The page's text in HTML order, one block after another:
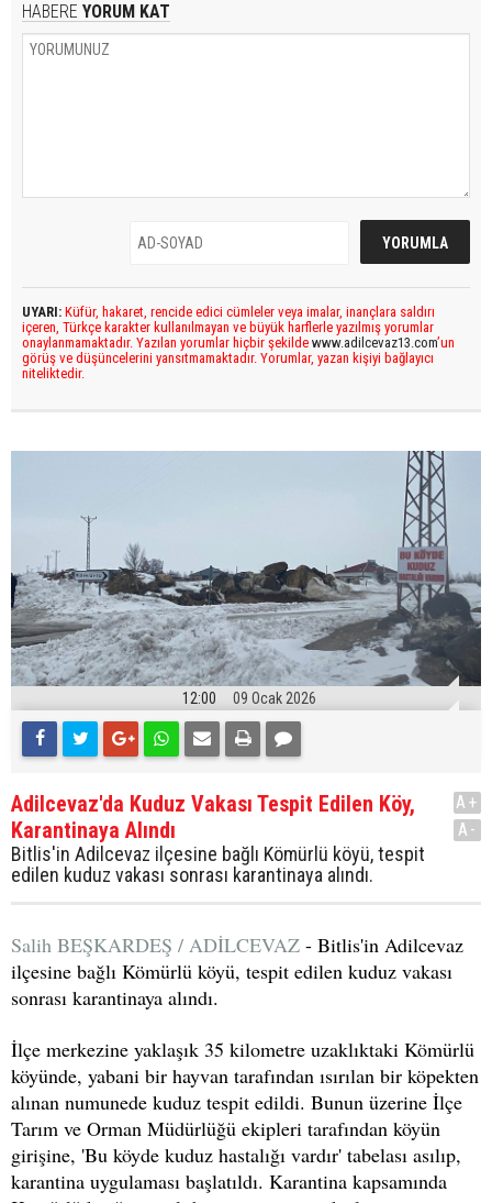
HABERE YORUM KAT
UYARI: Küfür, hakaret, rencide edici cümleler veya imalar, inançlara saldırı
içeren, Türkçe karakter kullanılmayan ve büyük harflerle yazılmış yorumlar
onaylanmamaktadır. Yazılan yorumlar hiçbir şekilde www.adilcevaz13.com’un
görüş ve düşüncelerini yansıtmamaktadır. Yorumlar, yazan kişiyi bağlayıcı
niteliktedir.
12:00 09 Ocak 2026
Adilcevaz'da Kuduz Vakası Tespit Edilen Köy,
Karantinaya Alındı
Bitlis'in Adilcevaz ilçesine bağlı Kömürlü köyü, tespit
edilen kuduz vakası sonrası karantinaya alındı.
A+
A-
Salih BEŞKARDEŞ / ADİLCEVAZ - Bitlis'in Adilcevaz
ilçesine bağlı Kömürlü köyü, tespit edilen kuduz vakası
sonrası karantinaya alındı.
İlçe merkezine yaklaşık 35 kilometre uzaklıktaki Kömürlü
köyünde, yabani bir hayvan tarafından ısırılan bir köpekten
alınan numunede kuduz tespit edildi. Bunun üzerine İlçe
Tarım ve Orman Müdürlüğü ekipleri tarafından köyün
girişine, 'Bu köyde kuduz hastalığı vardır' tabelası asılıp,
karantina uygulaması başlatıldı. Karantina kapsamında